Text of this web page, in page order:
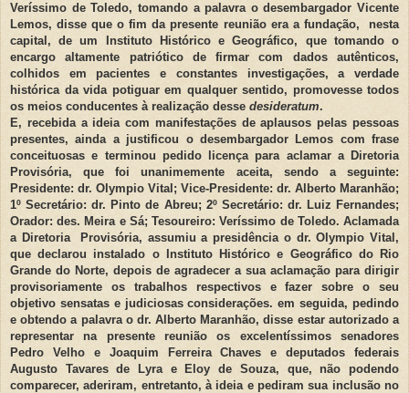
Veríssimo de Toledo, tomando a palavra o desembargador Vicente
Lemos, disse que o fim da presente reunião era a fundação, nesta
capital, de um Instituto Histórico e Geográfico, que tomando o
encargo altamente patriótico de firmar com dados autênticos,
colhidos em pacientes e constantes investigações, a verdade
histórica da vida potiguar em qualquer sentido, promovesse todos
os meios conducentes à realização desse desideratum.
E, recebida a ideia com manifestações de aplausos pelas pessoas
presentes, ainda a justificou o desembargador Lemos com frase
conceituosas e terminou pedido licença para aclamar a Diretoria
Provisória, que foi unanimemente aceita, sendo a seguinte:
Presidente: dr. Olympio Vital; Vice-Presidente: dr. Alberto Maranhão;
1º Secretário: dr. Pinto de Abreu; 2º Secretário: dr. Luiz Fernandes;
Orador: des. Meira e Sá; Tesoureiro: Veríssimo de Toledo. Aclamada
a Diretoria Provisória, assumiu a presidência o dr. Olympio Vital,
que declarou instalado o Instituto Histórico e Geográfico do Rio
Grande do Norte, depois de agradecer a sua aclamação para dirigir
provisoriamente os trabalhos respectivos e fazer sobre o seu
objetivo sensatas e judiciosas considerações. em seguida, pedindo
e obtendo a palavra o dr. Alberto Maranhão, disse estar autorizado a
representar na presente reunião os excelentíssimos senadores
Pedro Velho e Joaquim Ferreira Chaves e deputados federais
Augusto Tavares de Lyra e Eloy de Souza, que, não podendo
comparecer, aderiram, entretanto, à ideia e pediram sua inclusão no